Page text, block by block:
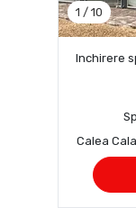
1 / 10
Inchirere
Calea